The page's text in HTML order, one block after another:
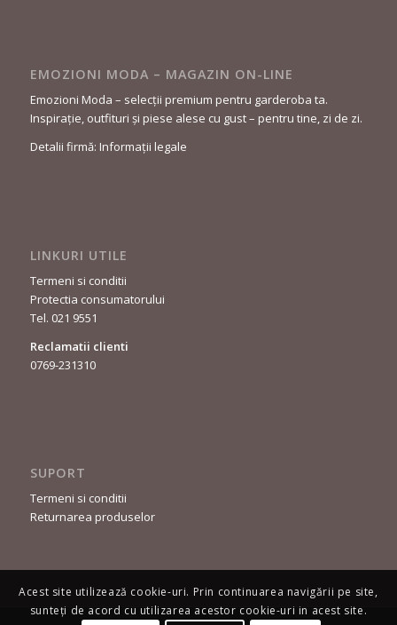
EMOZIONI MODA – MAGAZIN ON-LINE
Emozioni Moda – selecții premium pentru garderoba ta.
Inspirație, outfituri și piese alese cu gust – pentru tine, zi de zi.
Detalii firmă: Informații legale
LINKURI UTILE
Termeni si conditii
Protectia consumatorului
Tel. 021 9551
Reclamatii clienti
0769-231310
SUPORT
Termeni si conditii
Returnarea produselor
Acest site utilizează cookie-uri. Prin continuarea navigării pe site,
sunteți de acord cu utilizarea acestor cookie-uri in acest site.